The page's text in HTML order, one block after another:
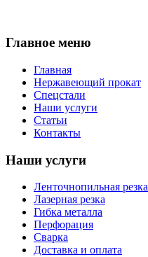
Главное меню
Главная
Нержавеющий прокат
Спецстали
Наши услуги
Статьи
Контакты
Наши услуги
Ленточнопильная резка
Лазерная резка
Гибка металла
Перфорация
Сварка
Доставка и оплата